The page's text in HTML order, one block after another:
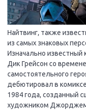
Найтвинг, также
из самых знаковых
Изначально известный
Дик Грейсон со
самостоятельного
дебютировал в
1984 года, созданный
художником